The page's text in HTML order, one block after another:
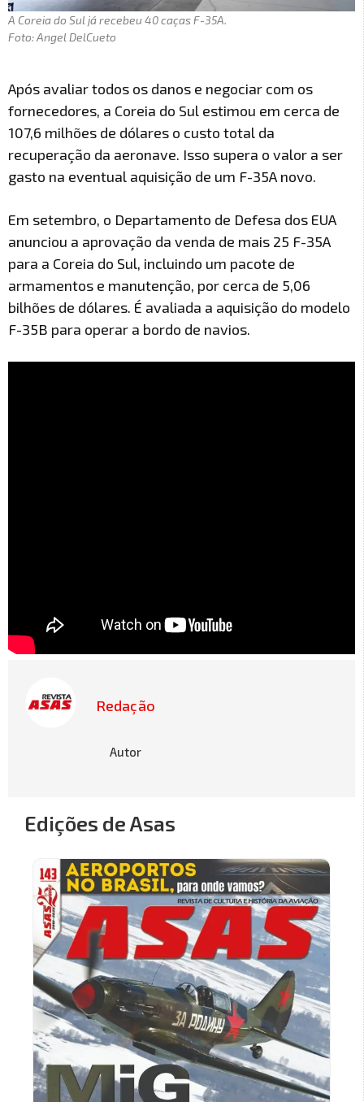
A Coreia do Sul já recebeu 40 caças F-35A.
Foto: Angel DelCueto
Após avaliar todos os danos e negociar com os
fornecedores, a Coreia do Sul estimou em cerca de
107,6 milhões de dólares o custo total da
recuperação da aeronave. Isso supera o valor a ser
gasto na eventual aquisição de um F-35A novo.
Em setembro, o Departamento de Defesa dos EUA
anunciou a aprovação da venda de mais 25 F-35A
para a Coreia do Sul, incluindo um pacote de
armamentos e manutenção, por cerca de 5,06
bilhões de dólares. É avaliada a aquisição do modelo
F-35B para operar a bordo de navios.
Redação
Autor
Edições de Asas